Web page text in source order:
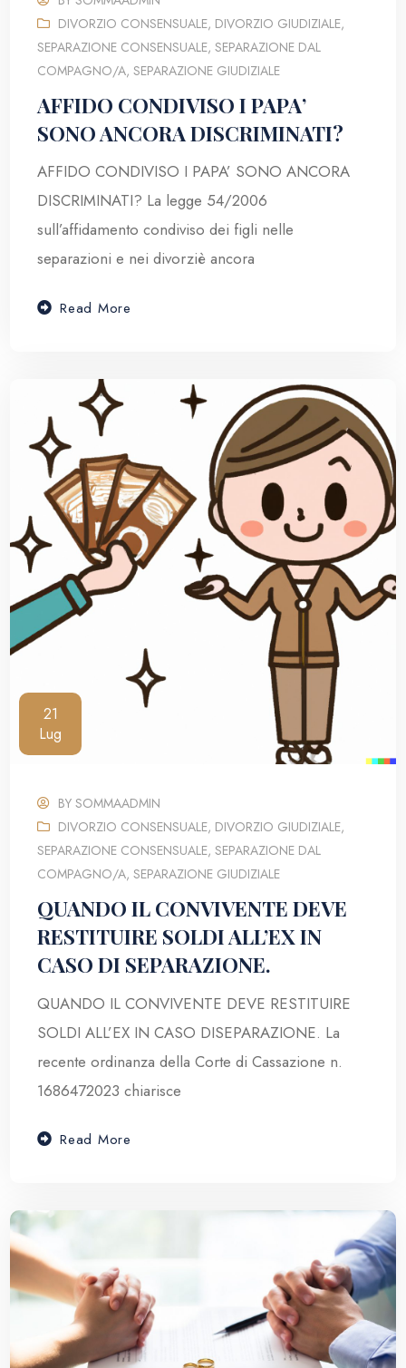
DIVORZIO CONSENSUALE, DIVORZIO GIUDIZIALE,
SEPARAZIONE CONSENSUALE,SEPARAZIONE DAL
COMPAGNO/A,SEPARAZIONE GIUDIZIALE
AFFIDO CONDIVISO I PAPA’
SONO ANCORA DISCRIMINATI?
AFFIDO CONDIVISO I PAPA’ SONO ANCORA
DISCRIMINATI? La legge 54/2006
sull’affidamento condiviso dei figli nelle
separazioni e nei divorziè ancora
Read More
21
Lug
BYSOMMAADMIN
DIVORZIO CONSENSUALE, DIVORZIO GIUDIZIALE,
SEPARAZIONE CONSENSUALE,SEPARAZIONE DAL
COMPAGNO/A,SEPARAZIONE GIUDIZIALE
QUANDO IL CONVIVENTE DEVE
RESTITUIRE SOLDI ALL’EX IN
CASO DI SEPARAZIONE.
QUANDO IL CONVIVENTE DEVE RESTITUIRE
SOLDI ALL’EX IN CASO DISEPARAZIONE. La
recente ordinanza della Corte di Cassazione n.
1686472023 chiarisce
Read More